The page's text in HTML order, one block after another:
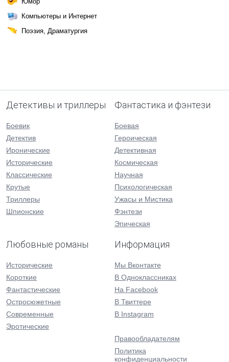
Компьютеры и Интернет
Поэзия, Драматургия
Детективы и триллеры
Боевик
Детектив
Иронические
Исторические
Классические
Крутые
Триллеры
Шпионские
Фантастика и фэнтези
Боевая
Героическая
Детективная
Космическая
Научная
Психологическая
Ужасы и Мистика
Фэнтези
Эпическая
Любовные романы
Исторические
Короткие
Фантастические
Остросюжетные
Современные
Эротические
Информация
Мы Вконтакте
В Одноклассниках
На Facebook
В Твиттере
В Instagram
Правообладателям
Политика
конфиденциальности